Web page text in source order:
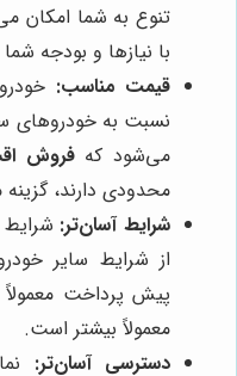
تنوع به شما امکان
با نیازها و بودجه
قیمت مناسب:
نسبت به خودروهای
می‌شود کهفروش
محدودی دارند،
شرایط آسان‌تر:
از شرایط سایر
پیش پرداخت
معمولاً بیشتر است.
دسترسی آسان‌تر: